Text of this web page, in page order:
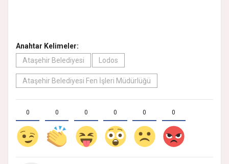
Anahtar Kelimeler:
Ataşehir Belediyesi
Lodos
Ataşehir Belediyesi Fen İşleri Müdürlüğü
0 0 0 0 0 0